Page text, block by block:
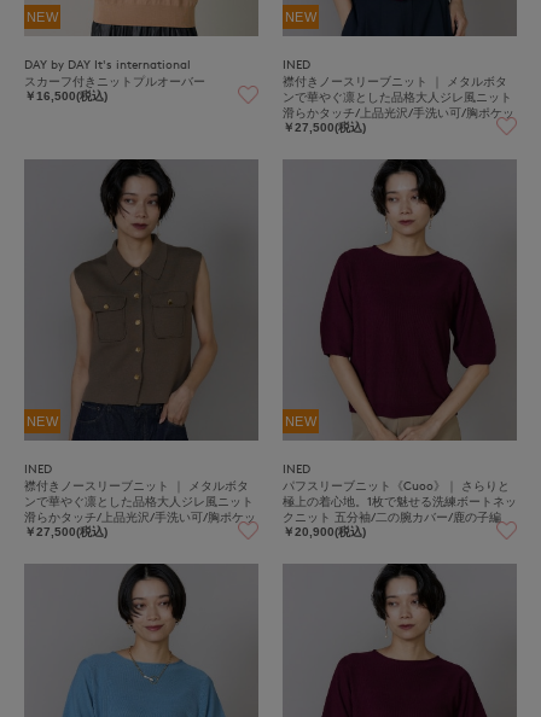
NEW
DAY by DAY It's international
スカーフ付きニットプルオーバー
￥16,500(税込)
NEW
INED
襟付きノースリーブニット ｜ メタルボタ
ンで華やぐ凛とした品格大人ジレ風ニット
滑らかタッチ/上品光沢/手洗い可/胸ポケッ
ト
￥27,500(税込)
NEW
INED
襟付きノースリーブニット ｜ メタルボタ
ンで華やぐ凛とした品格大人ジレ風ニット
滑らかタッチ/上品光沢/手洗い可/胸ポケッ
ト
￥27,500(税込)
NEW
INED
パフスリーブニット《Cuoo》｜ さらりと
極上の着心地。1枚で魅せる洗練ボートネッ
クニット 五分袖/二の腕カバー/鹿の子編
み/ホールガーメント/快適素材
￥20,900(税込)